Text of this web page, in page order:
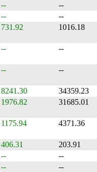
--
--
--
--
731.92 1016.18
-- --
-- --
8241.30
34359.23
1976.82 31685.01
1175.94 4371.36
406.31
203.91
--
--
-- --